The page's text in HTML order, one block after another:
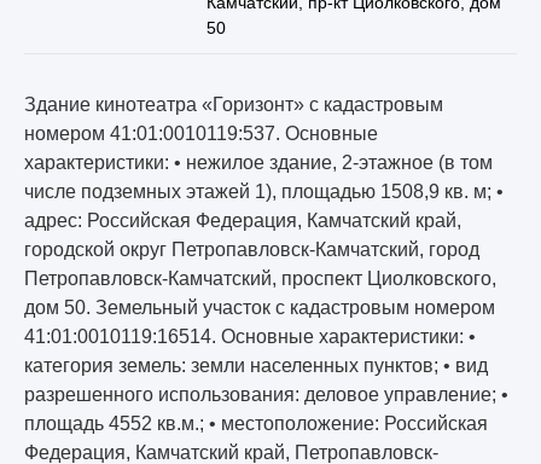
50
Здание кинотеатра «Горизонт» с кадастровым
номером 41:01:0010119:537. Основные
характеристики: • нежилое здание, 2-этажное (в том
числе подземных этажей 1), площадью 1508,9 кв. м; •
адрес: Российская Федерация, Камчатский край,
городской округ Петропавловск-Камчатский, город
Петропавловск-Камчатский, проспект Циолковского,
дом 50. Земельный участок с кадастровым номером
41:01:0010119:16514. Основные характеристики: •
категория земель: земли населенных пунктов; • вид
разрешенного использования: деловое управление; •
площадь 4552 кв.м.; • местоположение: Российская
Федерация, Камчатский край, Петропавловск-